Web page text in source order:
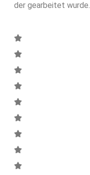
der gearbeitet wurde.